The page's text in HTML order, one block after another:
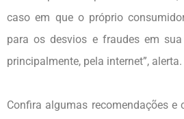
caso em que o próprio
para os desvios e fraudes em
principalmente, pela internet”, alerta.
Confira algumas recomendações e